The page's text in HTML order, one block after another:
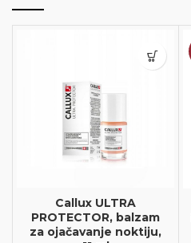
Callux ULTRA
PROTECTOR, balzam
za ojačavanje noktiju,